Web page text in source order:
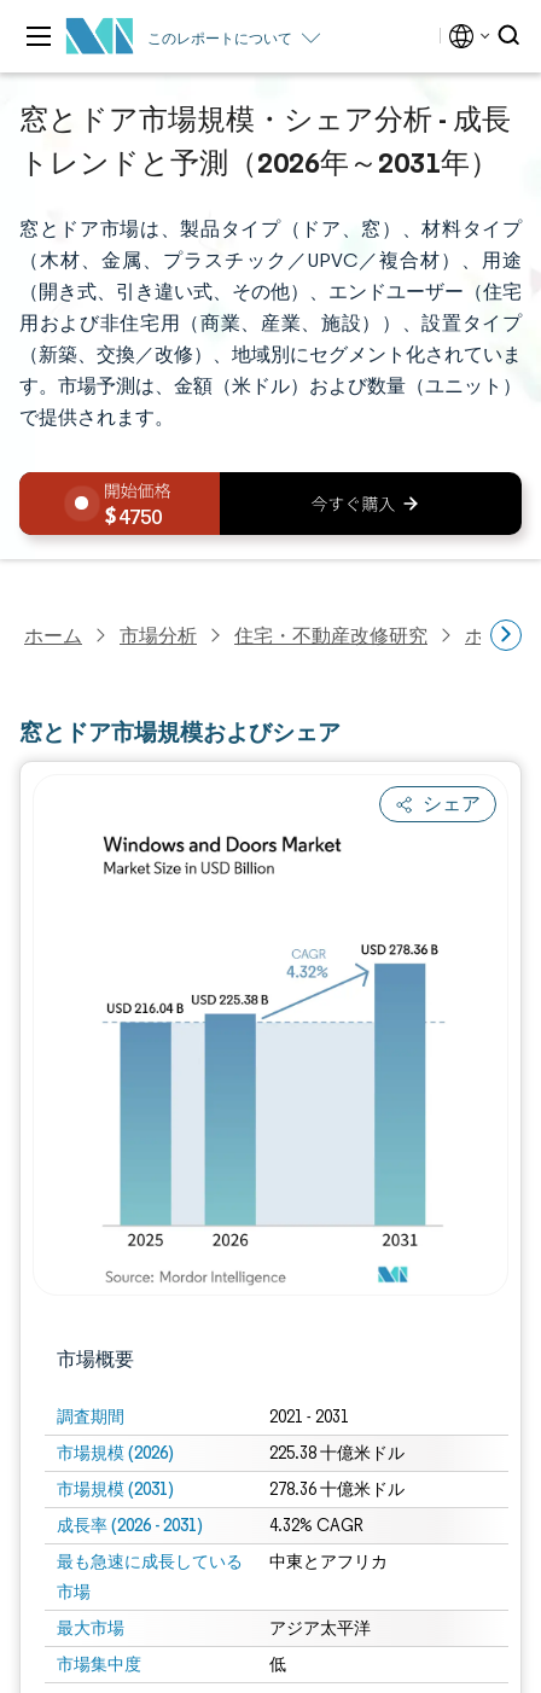
このレポートについて
窓とドア市場規模・シェア分析 - 成長
トレンドと予測（2026年～2031年）
窓とドア市場は、製品タイプ（ドア、窓）、材料タイプ
（木材、金属、プラスチック／UPVC／複合材）、用途
（開き式、引き違い式、その他）、エンドユーザー（住宅
用および非住宅用（商業、産業、施設））、設置タイプ
（新築、交換／改修）、地域別にセグメント化されていま
す。市場予測は、金額（米ドル）および数量（ユニット）
で提供されます。
4750
ホーム 市場分析 住宅・不動産改修研究 ホーム
窓とドア市場規模およびシェア
シェア
市場概要
調査期間 2021 - 2031
市場規模 (2026) 225.38 十億米ドル
市場規模 (2031) 278.36 十億米ドル
成長率 (2026 - 2031) 4.32% CAGR
最も急速に成長している
市場
中東とアフリカ
最大市場 アジア太平洋
市場集中度 低